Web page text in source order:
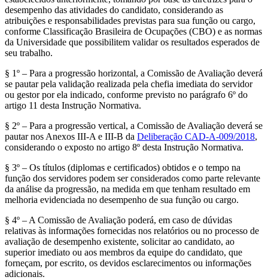
desempenho das atividades do candidato, considerando as
atribuições e responsabilidades previstas para sua função ou cargo,
conforme Classificação Brasileira de Ocupações (CBO) e as normas
da Universidade que possibilitem validar os resultados esperados de
seu trabalho.
§ 1º – Para a progressão horizontal, a Comissão de Avaliação deverá
se pautar pela validação realizada pela chefia imediata do servidor
ou gestor por ela indicado, conforme previsto no parágrafo 6º do
artigo 11 desta Instrução Normativa.
§ 2º – Para a progressão vertical, a Comissão de Avaliação deverá se
pautar nos Anexos III-A e III-B da Deliberação CAD-A-009/2018,
considerando o exposto no artigo 8º desta Instrução Normativa.
§ 3º – Os títulos (diplomas e certificados) obtidos e o tempo na
função dos servidores podem ser considerados como parte relevante
da análise da progressão, na medida em que tenham resultado em
melhoria evidenciada no desempenho de sua função ou cargo.
§ 4º – A Comissão de Avaliação poderá, em caso de dúvidas
relativas às informações fornecidas nos relatórios ou no processo de
avaliação de desempenho existente, solicitar ao candidato, ao
superior imediato ou aos membros da equipe do candidato, que
forneçam, por escrito, os devidos esclarecimentos ou informações
adicionais.